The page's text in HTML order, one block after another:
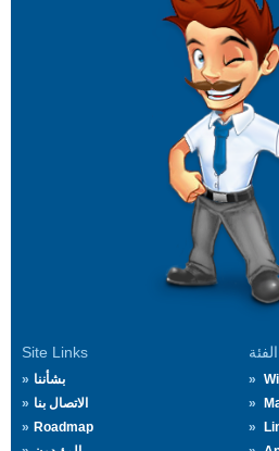
Site Links
بشأننا
الاتصال بنا
Roadmap
الفئة